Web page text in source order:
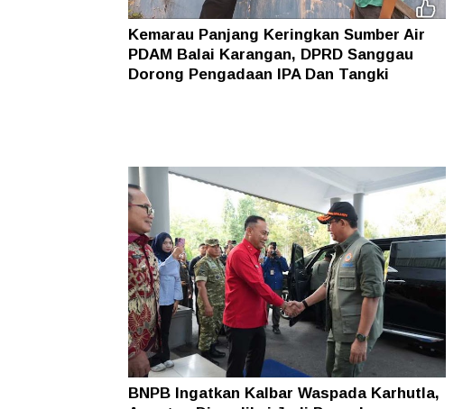
Kemarau Panjang Keringkan Sumber Air
PDAM Balai Karangan, DPRD Sanggau
Dorong Pengadaan IPA Dan Tangki
BNPB Ingatkan Kalbar Waspada Karhutla,